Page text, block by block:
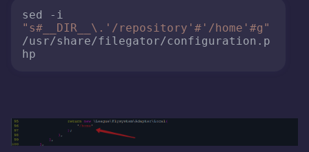
"s#__DIR__\.'/repository'#'/home'#g"
/usr/share/filegator/configuration.p
hp